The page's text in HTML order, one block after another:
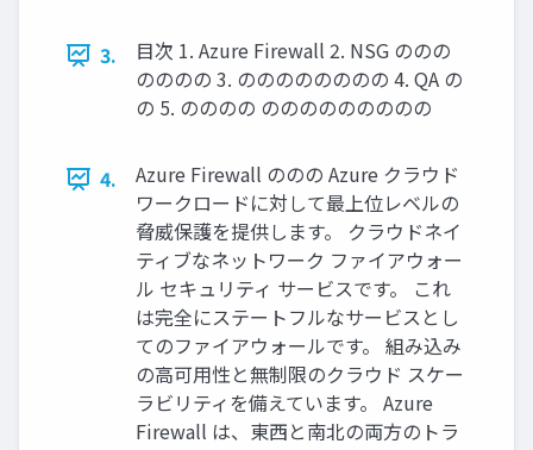
3.
目次 1. Azure Firewall 2. NSG ののの
のののの 3. のののののののの 4. QA の
の 5. のののの ののののののののの
4.
Azure Firewall ののの Azure クラウド
ワークロードに対して最上位レベルの
脅威保護を提供します。 クラウドネイ
ティブなネットワーク ファイアウォー
ル セキュリティ サービスです。 これ
は完全にステートフルなサービスとし
てのファイアウォールです。 組み込み
の高可用性と無制限のクラウド スケー
ラビリティを備えています。 Azure
Firewall は、東西と南北の両方のトラ